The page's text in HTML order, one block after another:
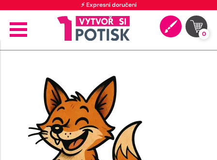
⚡ Expresní doručení
0